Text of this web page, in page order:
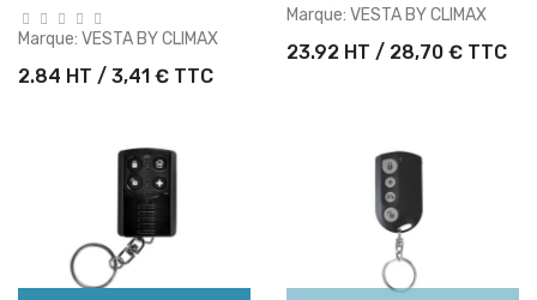
Marque: VESTA BY CLIMAX
2.84 HT / 3,41 € TTC
Marque: VESTA BY CLIMAX
23.92 HT / 28,70 € TTC